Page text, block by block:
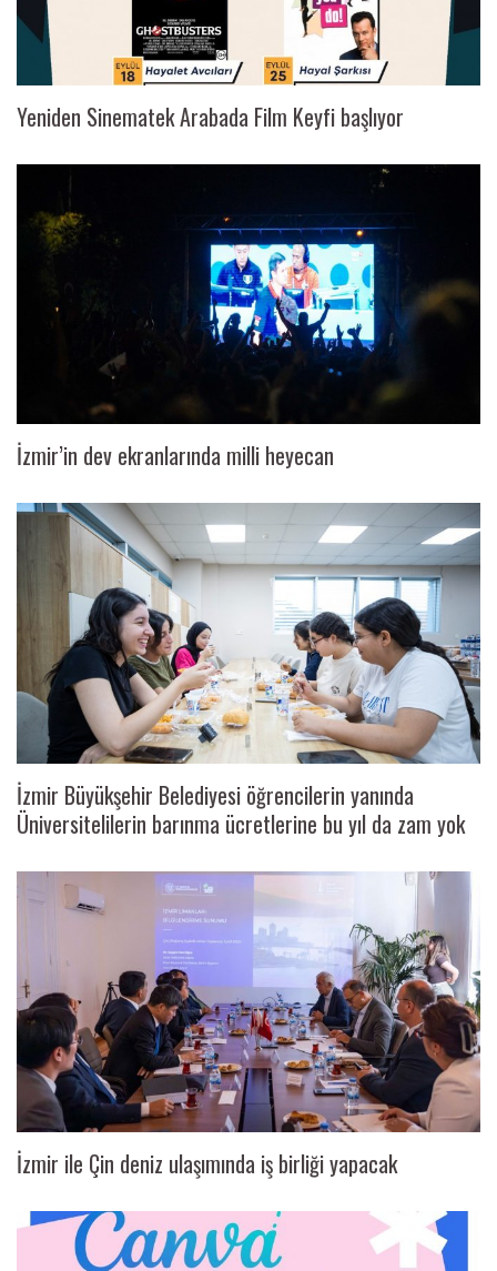
Yeniden Sinematek Arabada Film Keyfi başlıyor
İzmir’in dev ekranlarında milli heyecan
İzmir Büyükşehir Belediyesi öğrencilerin yanında
Üniversitelilerin barınma ücretlerine bu yıl da zam yok
İzmir ile Çin deniz ulaşımında iş birliği yapacak